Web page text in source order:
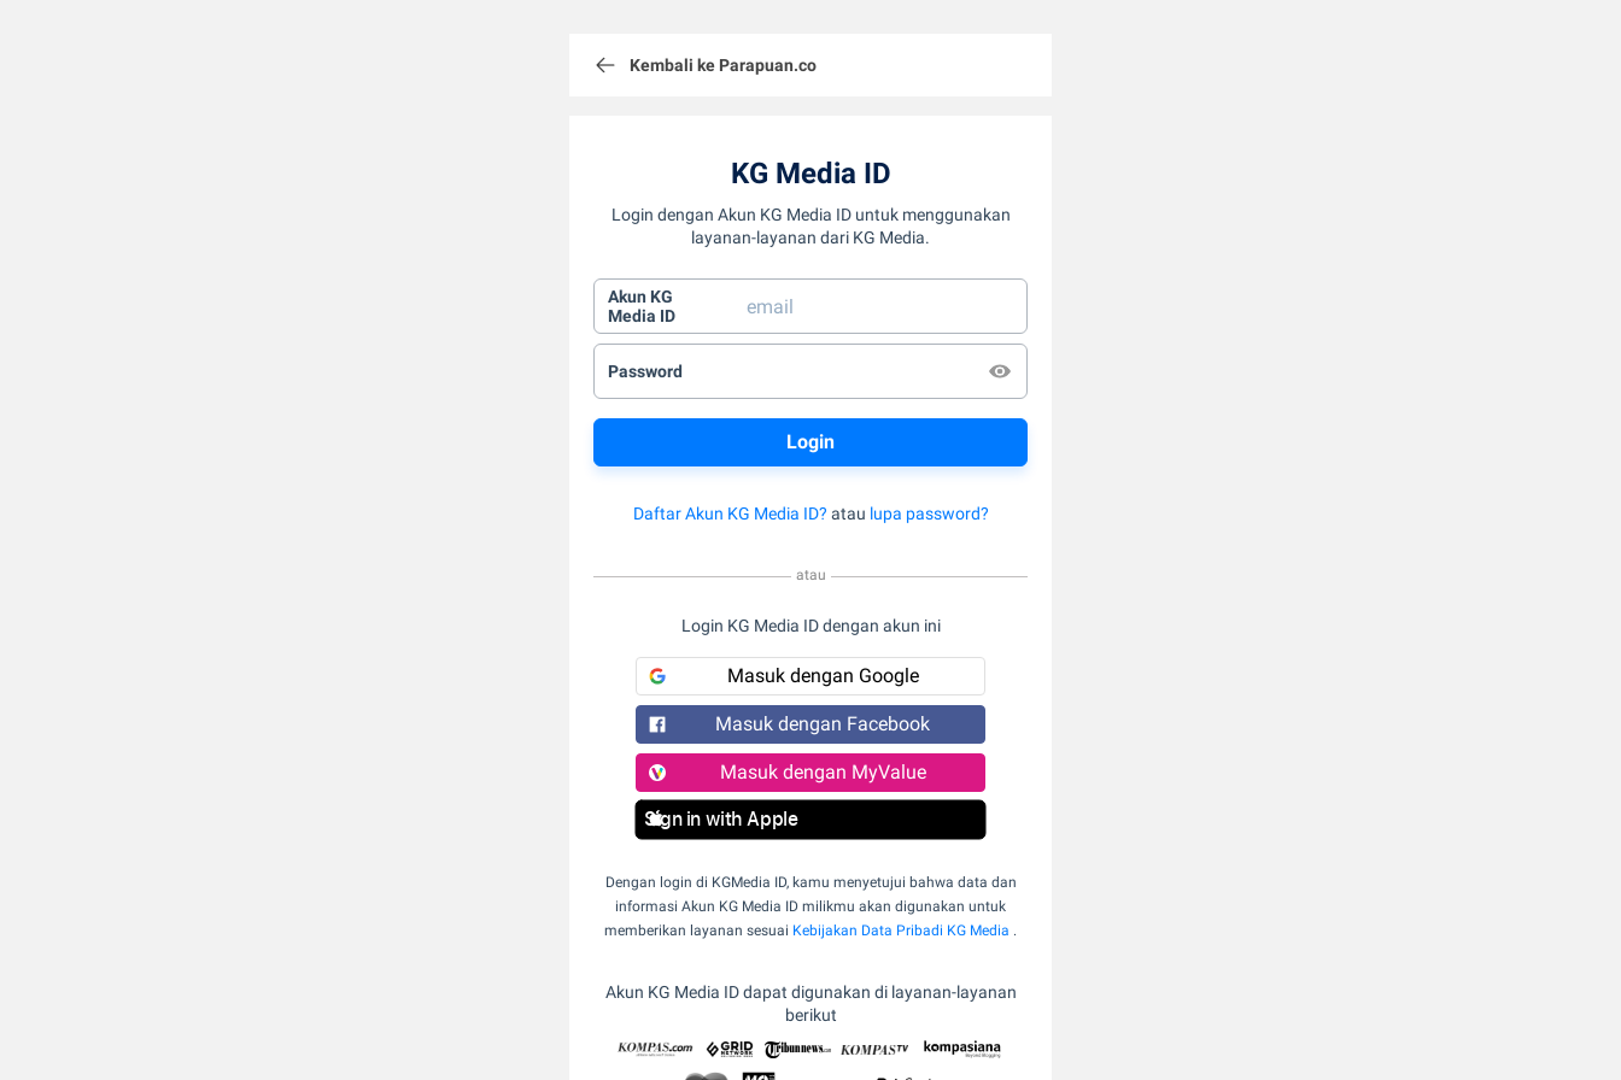
Kembali ke Parapuan.co
KG Media ID
Login dengan Akun KG Media ID untuk menggunakan
layanan-layanan dari KG Media.
Akun KG
Media ID
Password
Daftar Akun KG Media ID? atau lupa password?
atau
Login KG Media ID dengan akun ini
Masuk dengan Google
Masuk dengan Facebook
Masuk dengan MyValue
Sign in with Apple
Dengan login di KGMedia ID, kamu menyetujui bahwa data dan
informasi Akun KG Media ID milikmu akan digunakan untuk
memberikan layanan sesuai Kebijakan Data Pribadi KG Media .
Akun KG Media ID dapat digunakan di layanan-layanan
berikut